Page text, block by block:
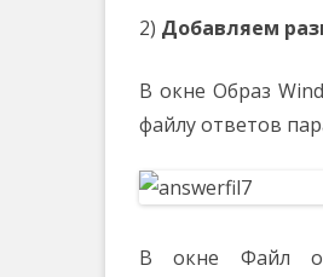
2) Добавляем
В окне Образ
файлу ответов
В окне Файл